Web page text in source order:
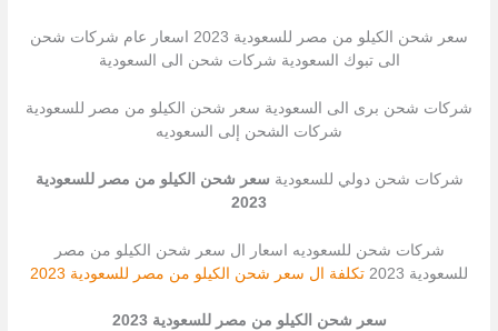
سعر شحن الكيلو من مصر للسعودية 2023 اسعار عام شركات شحن
الى تبوك السعودية شركات شحن الى السعودية
شركات شحن برى الى السعودية سعر شحن الكيلو من مصر للسعودية
شركات الشحن إلى السعوديه
شركات شحن دولي للسعودية سعر شحن الكيلو من مصر للسعودية
2023
شركات شحن للسعوديه اسعار ال سعر شحن الكيلو من مصر
للسعودية 2023
تكلفة ال سعر شحن الكيلو من مصر للسعودية 2023
سعر شحن الكيلو من مصر للسعودية 2023